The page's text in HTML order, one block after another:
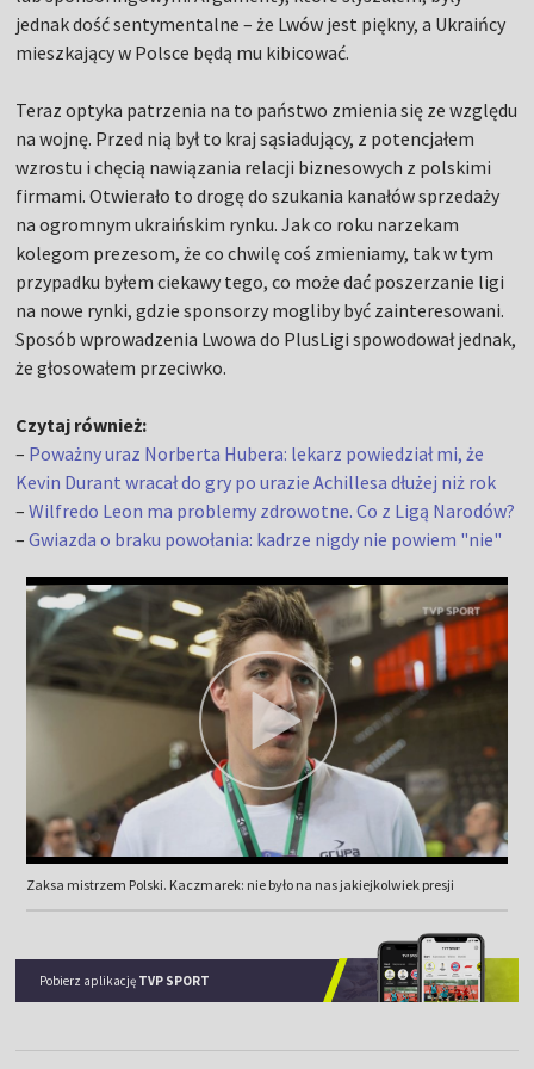
jednak dość sentymentalne – że Lwów jest piękny, a Ukraińcy
mieszkający w Polsce będą mu kibicować.
Teraz optyka patrzenia na to państwo zmienia się ze względu
na wojnę. Przed nią był to kraj sąsiadujący, z potencjałem
wzrostu i chęcią nawiązania relacji biznesowych z polskimi
firmami. Otwierało to drogę do szukania kanałów sprzedaży
na ogromnym ukraińskim rynku. Jak co roku narzekam
kolegom prezesom, że co chwilę coś zmieniamy, tak w tym
przypadku byłem ciekawy tego, co może dać poszerzanie ligi
na nowe rynki, gdzie sponsorzy mogliby być zainteresowani.
Sposób wprowadzenia Lwowa do PlusLigi spowodował jednak,
że głosowałem przeciwko.
Czytaj również:
– Poważny uraz Norberta Hubera: lekarz powiedział mi, że
Kevin Durant wracał do gry po urazie Achillesa dłużej niż rok
–Wilfredo Leon ma problemy zdrowotne. Co z Ligą Narodów?
–Gwiazda o braku powołania: kadrze nigdy nie powiem "nie"
Zaksa mistrzem Polski. Kaczmarek: nie było na nas jakiejkolwiek presji
Pobierz aplikację TVP SPORT